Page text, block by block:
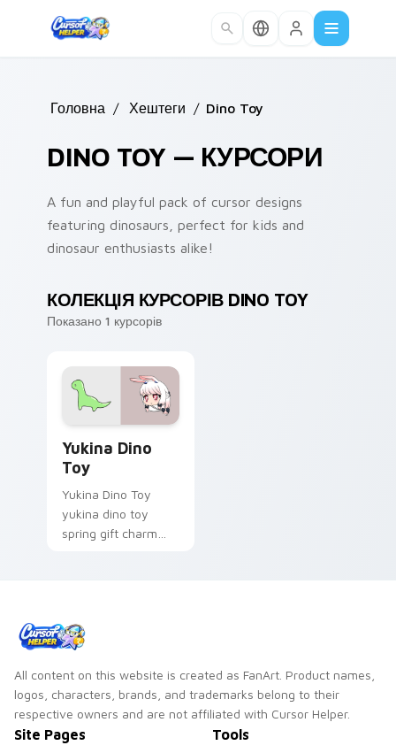
Головна / Хештеги / Dino Toy
DINO TOY — КУРСОРИ
A fun and playful pack of cursor designs
featuring dinosaurs, perfect for kids and
dinosaur enthusiasts alike!
КОЛЕКЦІЯ КУРСОРІВ DINO TOY
Показано 1 курсорів
Yukina Dino
Toy
Yukina Dino Toy
yukina dino toy
spring gift charm
All content on this website is created as FanArt. Product names,
logos, characters, brands, and trademarks belong to their
respective owners and are not affiliated with Cursor Helper.
Site Pages Tools